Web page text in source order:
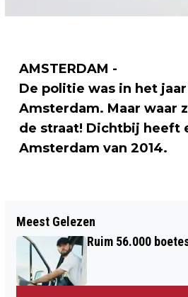
AMSTERDAM -
De politie was in het
Amsterdam. Maar waar
de straat! Dichtbij heeft
Amsterdam van 2014.
VERSLETEN SCHOENEN
FONDS
Meest Gelezen
Ruim 56.000